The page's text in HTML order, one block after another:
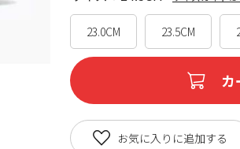
23.0CM 23.5CM
カ
お気に入りに追加する